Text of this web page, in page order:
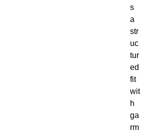
s
a
str
uc
tur
ed
fit
wit
h
ga
rm